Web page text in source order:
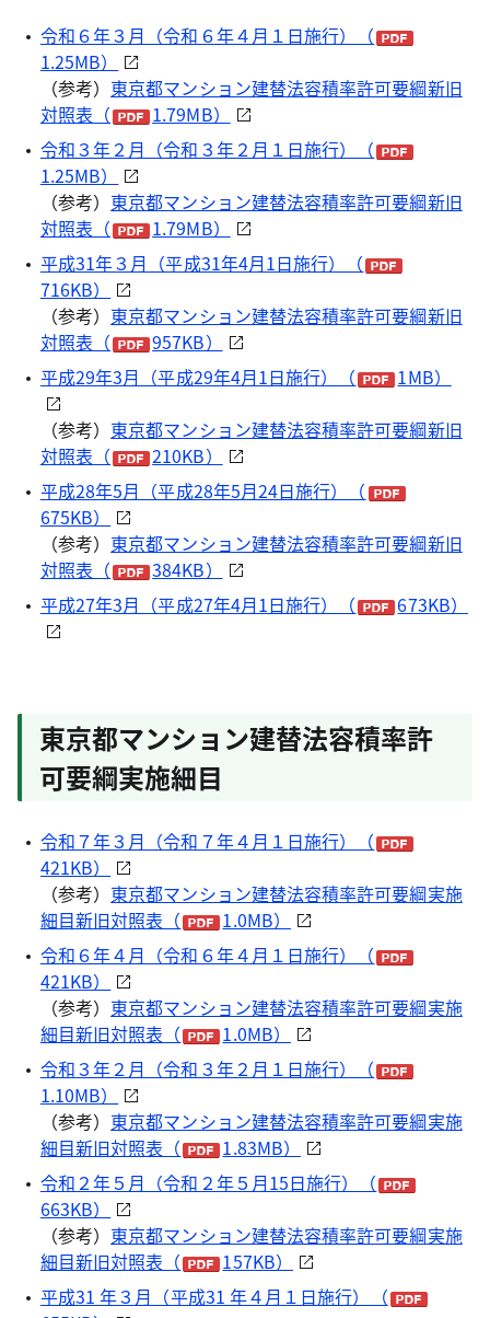
令和６年３月（令和６年４月１日施行）（
1.25MB）
（参考） 東京都マンション建替法容積率許可要綱新旧
対照表（
1.79MB）
令和３年２月（令和３年２月１日施行）（
1.25MB）
（参考） 東京都マンション建替法容積率許可要綱新旧
対照表（
1.79MB）
平成31年３月（平成31年4月1日施行）（
716KB）
（参考） 東京都マンション建替法容積率許可要綱新旧
対照表（
957KB）
平成29年3月（平成29年4月1日施行）（
1MB）
（参考） 東京都マンション建替法容積率許可要綱新旧
対照表（
210KB）
平成28年5月（平成28年5月24日施行）（
675KB）
（参考） 東京都マンション建替法容積率許可要綱新旧
対照表（
384KB）
平成27年3月（平成27年4月1日施行）（
673KB）
東京都マンション建替法容積率許
可要綱実施細目
令和７年３月（令和７年４月１日施行）（
421KB）
（参考） 東京都マンション建替法容積率許可要綱実施
細目新旧対照表（
1.0MB）
令和６年４月（令和６年４月１日施行）（
421KB）
（参考） 東京都マンション建替法容積率許可要綱実施
細目新旧対照表（
1.0MB）
令和３年２月（令和３年２月１日施行）（
1.10MB）
（参考） 東京都マンション建替法容積率許可要綱実施
細目新旧対照表（
1.83MB）
令和２年５月（令和２年５月15日施行）（
663KB）
（参考） 東京都マンション建替法容積率許可要綱実施
細目新旧対照表（
157KB）
平成31 年３月（平成31 年４月１日施行）（